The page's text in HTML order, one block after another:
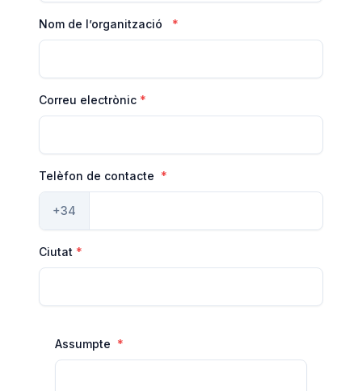
Nom de l’organització
Correu electrònic
Telèfon de contacte
+34
Ciutat
Assumpte